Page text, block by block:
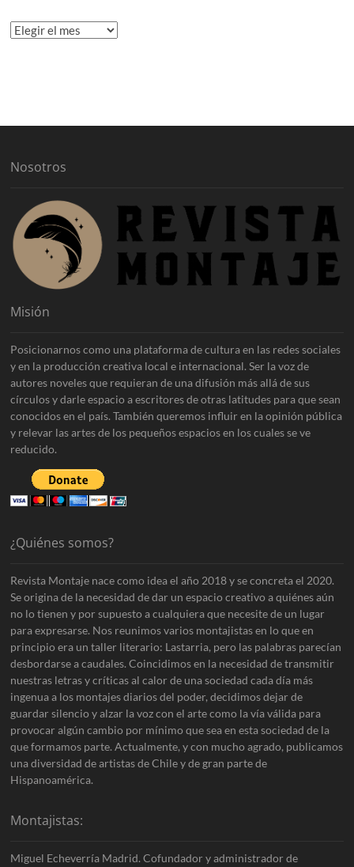
A
Nosotros
Misión
Posicionarnos como una plataforma de cultura en las redes sociales
y en la producción creativa local e internacional. Ser la voz de
autores noveles que requieran de una difusión más allá de sus
círculos y darle espacio a escritores de otras latitudes para que sean
conocidos en el país. También queremos influir en la opinión pública
y relevar las artes de los pequeños espacios en los cuales se ve
reducido.
¿Quiénes somos?
Revista Montaje nace como idea el año 2018 y se concreta el 2020.
Se origina de la necesidad de dar un espacio creativo a quiénes aún
no lo tienen y por supuesto a cualquiera que necesite de un lugar
para expresarse. Nos reunimos varios montajistas en lo que en
principio era un taller literario: Lastarria, pero las palabras parecían
desbordarse a caudales. Coincidimos en la necesidad de transmitir
nuestras letras y críticas al calor de una sociedad cada día más
ingenua a los montajes diarios del poder, decidimos dejar de
guardar silencio y alzar la voz con el arte como la vía válida para
provocar algún cambio por mínimo que sea en esta sociedad de la
que formamos parte. Actualmente, y con mucho agrado, publicamos
una diversidad de artistas de Chile y de gran parte de
Hispanoamérica.
Montajistas:
Miguel Echeverría Madrid. Cofundador y administrador de